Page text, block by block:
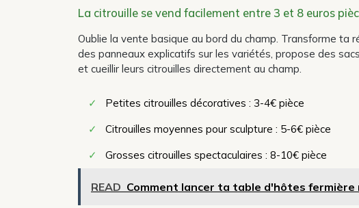
La citrouille se vend facilement entre 3 et 8 euros
Oublie la vente basique au bord du champ. Transforme ta
des panneaux explicatifs sur les variétés, propose des
et cueillir leurs citrouilles directement au champ.
✓
Petites citrouilles décoratives : 3-4€ pièce
✓
Citrouilles moyennes pour sculpture : 5-6€ pièce
✓
Grosses citrouilles spectaculaires : 8-10€ pièce
READ Comment lancer ta table d'hôtes fermière